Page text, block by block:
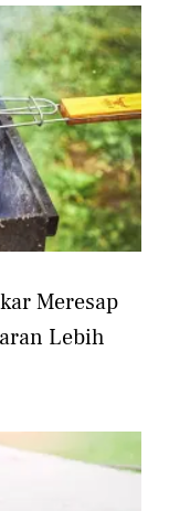
Meresap
Lebih